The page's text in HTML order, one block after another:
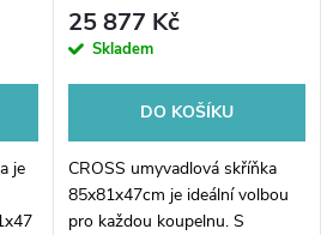
je
25 877 Kč
Skladem
DO KOŠÍKU
CROSS umyvadlová skříňka
85x81x47cm je ideální volbou
pro každou koupelnu. S